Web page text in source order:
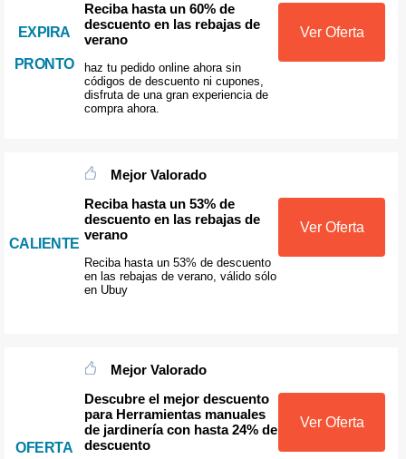
EXPIRA
PRONTO
Reciba hasta un 60% de
descuento en las rebajas de
verano
haz tu pedido online ahora sin
códigos de descuento ni cupones,
disfruta de una gran experiencia de
compra ahora.
Ver Oferta
CALIENTE
Mejor Valorado
Reciba hasta un 53% de
descuento en las rebajas de
verano
Reciba hasta un 53% de descuento
en las rebajas de verano, válido sólo
en Ubuy
Ver Oferta
OFERTA
Mejor Valorado
Descubre el mejor descuento
para Herramientas manuales
de jardinería con hasta 24% de
descuento
Ver Oferta